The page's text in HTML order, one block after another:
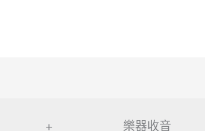
+ 樂器收音